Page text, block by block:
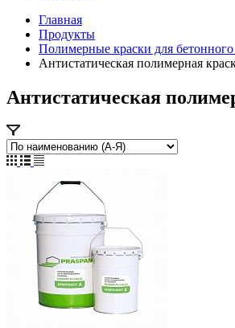
Главная
Продукты
Полимерные краски для бетонного
Антистатическая полимерная
Антистатическая